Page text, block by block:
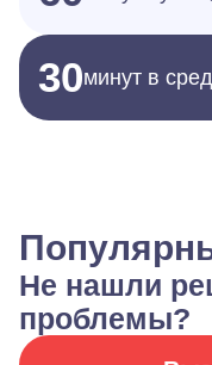
30минут в
Не нашли
проблемы?